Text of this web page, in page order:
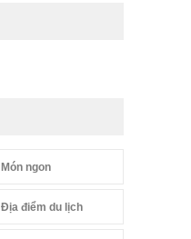
Món ngon
Địa điểm du lịch